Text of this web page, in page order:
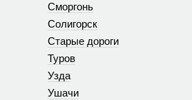
Сморгонь
Солигорск
Старые дороги
Туров
Узда
Ушачи